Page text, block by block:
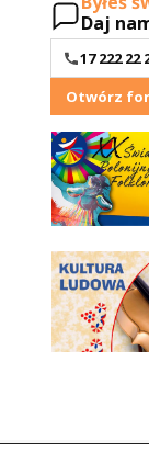
Daj
17 222 22
Otwórz